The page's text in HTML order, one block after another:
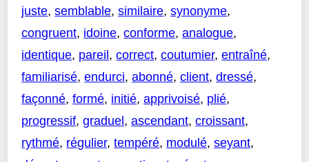
juste,semblable,similaire,synonyme,
congruent, idoine,conforme,analogue,
identique, pareil ,correct,coutumier,entraîné,
familiarisé,endurci,abonné,client,dressé,
façonné,formé, initié,apprivoisé, plié,
progressif,graduel ,ascendant,croissant,
rythmé, régulier,tempéré, modulé,seyant,